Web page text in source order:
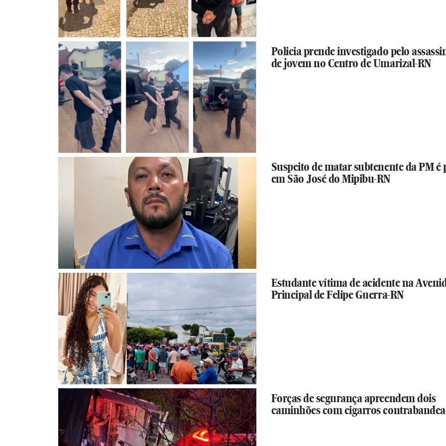
Policia prende investigado pelo
de jovem no Centro de Umarizal-RN
Suspeito de matar subtenente da PM é
em São José do Mipibu-RN
Estudante vítima de acidente na
Principal de Felipe Guerra-RN
Forças de segurança apreendem dois
caminhões com cigarros